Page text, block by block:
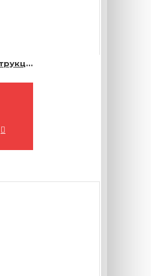
Печать инструкций по эксплуатации